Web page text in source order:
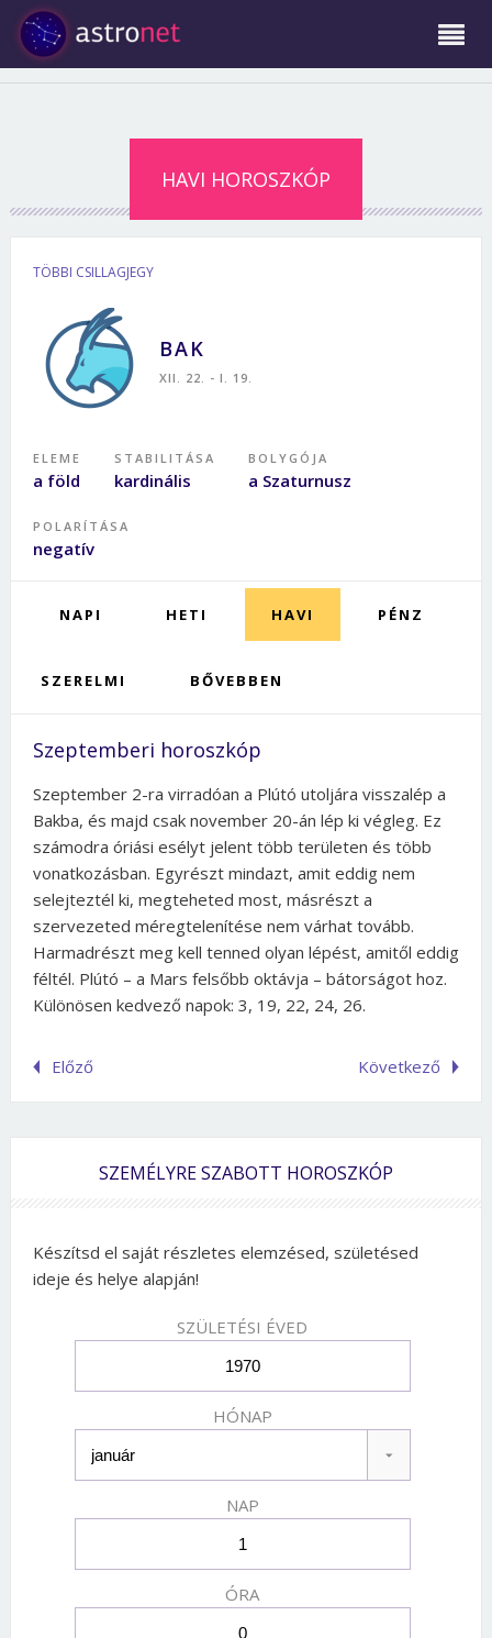
HAVI HOROSZKÓP
TÖBBI CSILLAGJEGY
BAK
XII. 22. - I. 19.
ELEME
a föld
STABILITÁSA
kardinális
BOLYGÓJA
a Szaturnusz
POLARÍTÁSA
negatív
NAPI HETI HAVI PÉNZ
SZERELMI BŐVEBBEN
Szeptemberi horoszkóp
Szeptember 2-ra virradóan a Plútó utoljára visszalép a
Bakba, és majd csak november 20-án lép ki végleg. Ez
számodra óriási esélyt jelent több területen és több
vonatkozásban. Egyrészt mindazt, amit eddig nem
selejteztél ki, megteheted most, másrészt a
szervezeted méregtelenítése nem várhat tovább.
Harmadrészt meg kell tenned olyan lépést, amitől eddig
féltél. Plútó – a Mars felsőbb oktávja – bátorságot hoz.
Különösen kedvező napok: 3, 19, 22, 24, 26.
Előző Következő
SZEMÉLYRE SZABOTT HOROSZKÓP
Készítsd el saját részletes elemzésed, születésed
ideje és helye alapján!
SZÜLETÉSI ÉVED
HÓNAP
NAP
ÓRA